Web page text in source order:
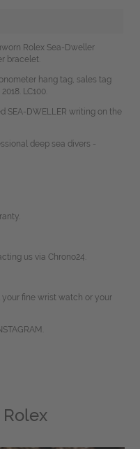
Rolex Sea-Dweller
bracelet.
hang tag, sales tag
LC100.
SEA-DWELLER writing on the
deep sea divers -
us via Chrono24.
fine wrist watch or your
Rolex